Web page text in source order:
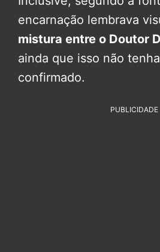
encarnação lembrava
mistura entre o Doutor
ainda que isso não
confirmado.
PUBLICIDADE